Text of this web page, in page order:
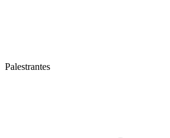
Palestrantes